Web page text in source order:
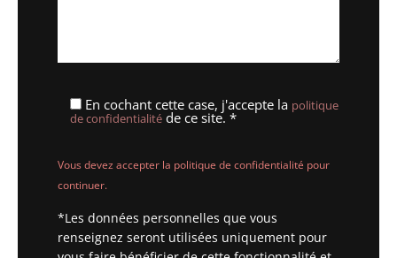
En cochant cette case, j'accepte la politique
de confidentialité de ce site. *
Vous devez accepter la politique de confidentialité pour
continuer.
*Les données personnelles que vous
renseignez seront utilisées uniquement pour